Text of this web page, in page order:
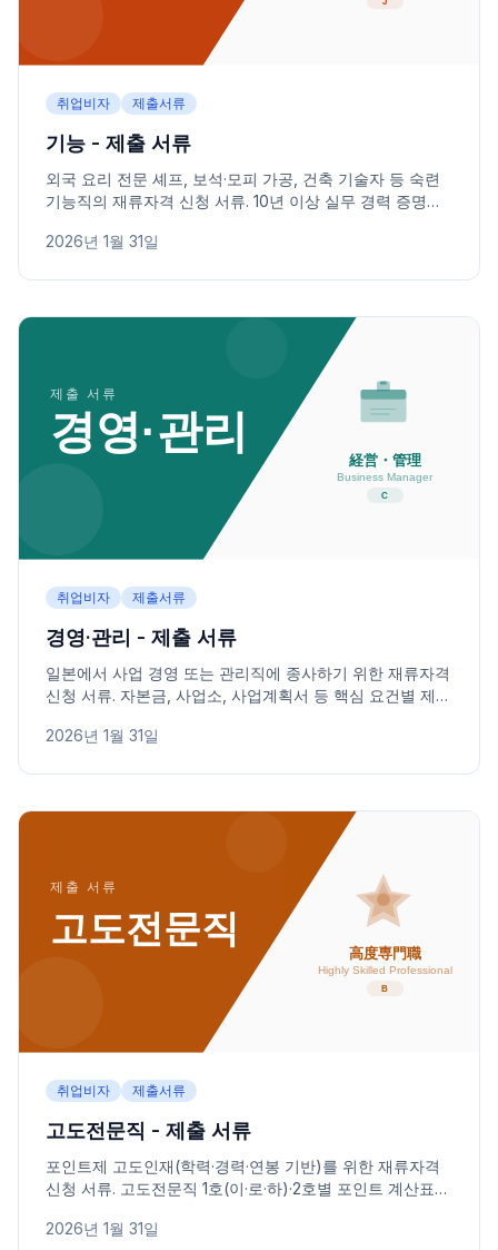
취업비자 제출서류
기능 - 제출 서류
외국 요리 전문 셰프, 보석·모피 가공, 건축 기술자 등 숙련
기능직의 재류자격 신청 서류. 10년 이상 실무 경력 증명과
2026년 1월 31일
취업비자 제출서류
경영·관리 - 제출 서류
일본에서 사업 경영 또는 관리직에 종사하기 위한 재류자격
신청 서류. 자본금, 사업소, 사업계획서 등 핵심 요건별 제출
2026년 1월 31일
취업비자 제출서류
고도전문직 - 제출 서류
포인트제 고도인재(학력·경력·연봉 기반)를 위한 재류자격
신청 서류. 고도전문직 1호(이·로·하)·2호별 포인트 계산표와
2026년 1월 31일